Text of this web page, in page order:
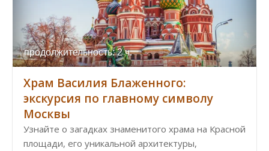
продолжительность: 2 ч.
Храм Василия Блаженного:
экскурсия по главному символу
Москвы
Узнайте о загадках знаменитого храма на Красной
площади, его уникальной архитектуры,